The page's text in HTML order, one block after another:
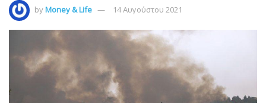
byMoney & Life 14 Αυγούστου 2021